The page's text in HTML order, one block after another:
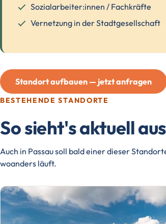
Sozialarbeiter:innen / Fachkräfte
Vernetzung in der Stadtgesellschaft
Standort aufbauen — jetzt anfragen
BESTEHENDE STANDORTE
So sieht's aktuell
Auch in Passau soll bald einer dieser
woanders läuft.